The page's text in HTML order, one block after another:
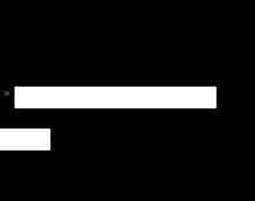
*